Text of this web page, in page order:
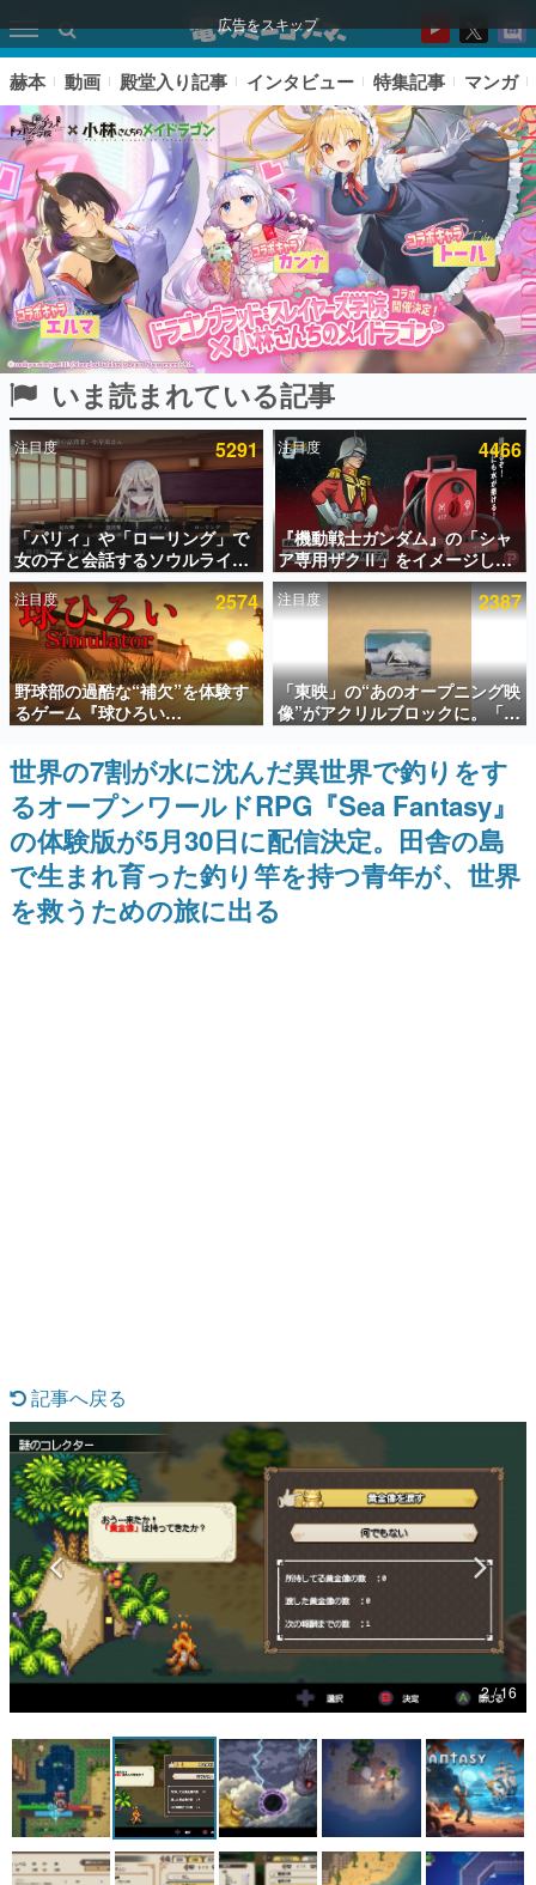
広告をスキップ
ピックアップ
電ファミのいま読まれている記事ランキング
アプリセール情報
インタビュー
連載・特集一覧
殿堂入り記事
SNS拡散数が数千以上！ ページビュー数万以上！ などな
ど。多くの人々に読まれた、電ファミ渾身の“殿堂入り”記
事をまとめました。
ゲームの企画書
名作ゲームクリエイターの方々に製作時のエピソードをお
聞きし、ヒットする企画（ゲーム）とは何か？を探ってい
きます。
赫本
この物語を解いてはいけない。『赫本』は、〈試験問題〉
の形をした短編ホラー小説集です。
ゲームが変えた日本語
「経験値」「裏技」「ラスボス」… ゲームにまつわる言葉
の起源や用法の変遷を、コンピューター文化史研究家・タ
イニーP氏が徹底調査。
カテゴリ
特集記事
マンガ
アプリレビュー
その他
電ファミニコゲーマーとは？
赫本 動画 殿堂入り記事 インタビュー 特集記事 マンガ
いま読まれている記事
注目度 5291
「パリィ」や「ローリング」で
女の子と会話するソウルライク
恋愛ゲーム『小早川さんはソウ
ルライク』無料公開。返事に失
敗すると「YOU DIED」
注目度 4466
『機動戦士ガンダム』の「シャ
ア専用ザクⅡ」をイメージした
散水ホースリールが予約開始。
本体にはシャアのパーソナルマ
ークやジオン公国軍のエンブレ
ム、型式番号などを配置
注目度 2574
野球部の過酷な“補欠”を体験す
るゲーム『球ひろい
Simulator』が「1件」のウィッ
シュリストをもとにチェコ語に
対応しSNSで話題に。『キング
ダム・カム』開発元やチェコの
プロ野球選手から称賛の声
注目度 2387
「東映」の“あのオープニング映
像”がアクリルブロックに。「東
映ヒストリカル グッズコレクシ
ョン」が8月下旬より発売
世界の7割が水に沈んだ異世界で釣りをす
るオープンワールドRPG『Sea Fantasy』
の体験版が5月30日に配信決定。田舎の島
で生まれ育った釣り竿を持つ青年が、世界
を救うための旅に出る